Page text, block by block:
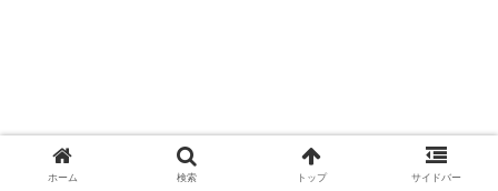
ホーム 検索 トップ サイドバー